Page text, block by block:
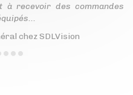
à recevoir des commandes
chez SDLVision